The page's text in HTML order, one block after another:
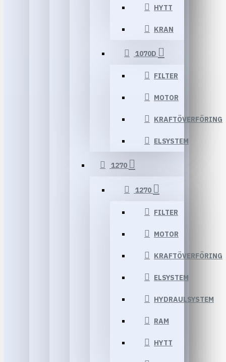
HYTT
KRAN
1070D
FILTER
MOTOR
KRAFTÖVERFÖRING
ELSYSTEM
1270
1270
FILTER
MOTOR
KRAFTÖVERFÖRING
ELSYSTEM
HYDRAULSYSTEM
RAM
HYTT